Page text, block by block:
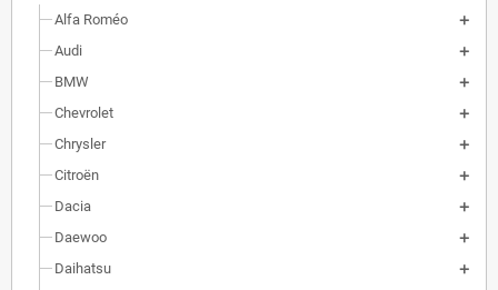
Alfa Roméo
Audi
BMW
Chevrolet
Chrysler
Citroën
Dacia
Daewoo
Daihatsu